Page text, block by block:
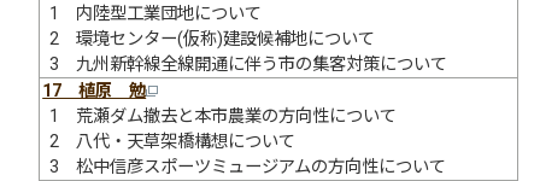
1 内陸型工業団地について
2 環境センター(仮称)建設候補地について
3 九州新幹線全線開通に伴う市の集客対策について
17 植原 勉
1 荒瀬ダム撤去と本市農業の方向性について
2 八代・天草架橋構想について
3 松中信彦スポーツミュージアムの方向性について